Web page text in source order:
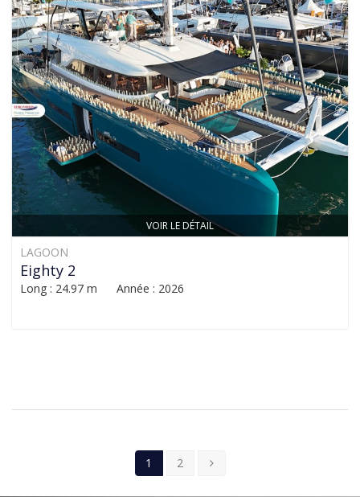
VOIR LE DÉTAIL
LAGOON
Eighty 2
Long : 24.97 m Année : 2026
1 2